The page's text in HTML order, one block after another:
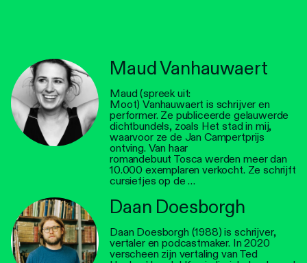
Maud Vanhauwaert
Maud (spreek uit:
Moot) Vanhauwaert is schrijver en
performer. Ze publiceerde gelauwerde
dichtbundels, zoals Het stad in mij,
waarvoor ze de Jan Campertprijs
ontving. Van haar
romandebuut Tosca werden meer dan
10.000 exemplaren verkocht. Ze schrijft
cursiefjes op de …
Daan Doesborgh
Daan Doesborgh (1988) is schrijver,
vertaler en podcastmaker. In 2020
verscheen zijn vertaling van Ted